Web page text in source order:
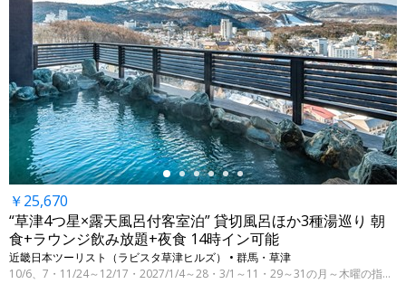
←
￥25,670
“草津4つ星×露天風呂付客室泊” 貸切風呂ほか3種湯巡り 朝
食+ラウンジ飲み放題+夜食 14時イン可能
近畿日本ツーリスト（ラビスタ草津ヒルズ） • 群馬・草津
10/6、7・11/24～12/17・2027/1/4～28・3/1～11・29～31の月～木曜の指定日